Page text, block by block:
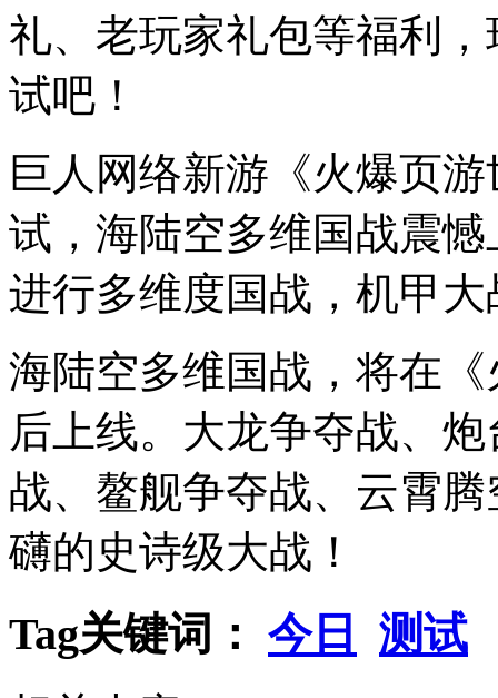
礼、老玩家礼包等福利
试吧！
巨人网络新游《火爆页
试，海陆空多维国战震
进行多维度国战，机甲
海陆空多维国战，将在
后上线。大龙争夺战、
战、鳌舰争夺战、云霄
礴的史诗级大战！
Tag关键词： 今日 测试